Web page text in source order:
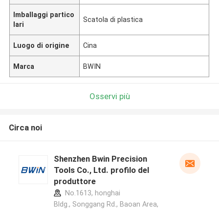
Imballaggi partico
lari
Scatola di plastica
Luogo di origine Cina
Marca BWIN
Osservi più
Circa noi
Shenzhen Bwin Precision
Tools Co., Ltd. profilo del
produttore
No.1613, honghai
Bldg., Songgang Rd., Baoan Area,